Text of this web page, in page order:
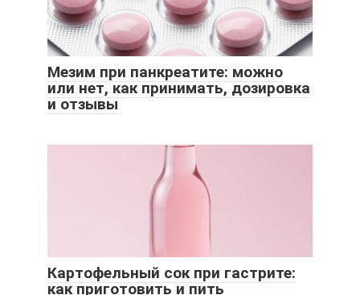
Мезим при панкреатите: можно
или нет, как принимать, дозировка
и отзывы
Картофельный сок при гастрите:
как приготовить и пить